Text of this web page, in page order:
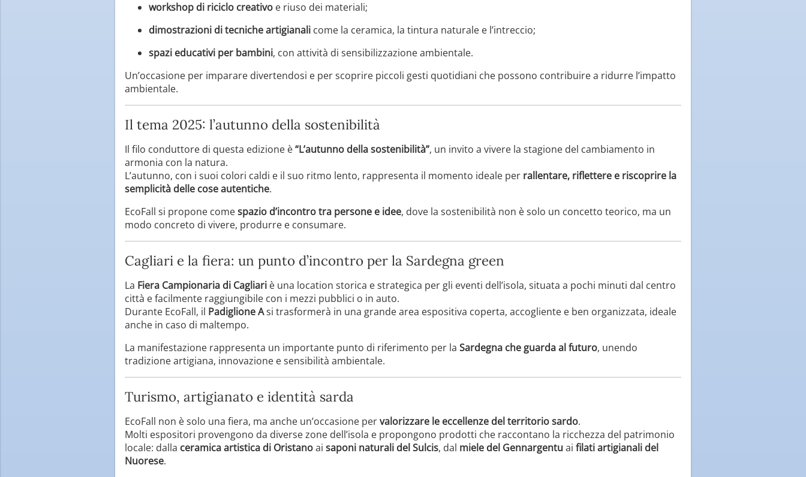
workshop di riciclo creativo e riuso dei materiali;
dimostrazioni di tecniche artigianali come la ceramica, la tintura naturale e l’intreccio;
spazi educativi per bambini, con attività di sensibilizzazione ambientale.
Un’occasione per imparare divertendosi e per scoprire piccoli gesti quotidiani che possono contribuire a ridurre l’impatto
ambientale.
Il tema 2025: l’autunno della sostenibilità
Il filo conduttore di questa edizione è“L’autunno della sostenibilità”, un invito a vivere la stagione del cambiamento in
armonia con la natura.
L’autunno, con i suoi colori caldi e il suo ritmo lento, rappresenta il momento ideale per rallentare, riflettere e riscoprire la
semplicità delle cose autentiche.
EcoFall si propone comespazio d’incontro tra persone e idee, dove la sostenibilità non è solo un concetto teorico, ma un
modo concreto di vivere, produrre e consumare.
Cagliari e la fiera: un punto d’incontro per la Sardegna green
La Fiera Campionaria di Cagliari è una location storica e strategica per gli eventi dell’isola, situata a pochi minuti dal centro
città e facilmente raggiungibile con i mezzi pubblici o in auto.
Durante EcoFall, il Padiglione Asi trasformerà in una grande area espositiva coperta, accogliente e ben organizzata, ideale
anche in caso di maltempo.
La manifestazione rappresenta un importante punto di riferimento per la Sardegna che guarda al futuro, unendo
tradizione artigiana, innovazione e sensibilità ambientale.
Turismo, artigianato e identità sarda
EcoFall non è solo una fiera, ma anche un’occasione pervalorizzare le eccellenze del territorio sardo.
Molti espositori provengono da diverse zone dell’isola e propongono prodotti che raccontano la ricchezza del patrimonio
locale: dalla ceramica artistica di Oristanoai saponi naturali del Sulcis, dal miele del Gennargentu ai filati artigianali del
Nuorese.